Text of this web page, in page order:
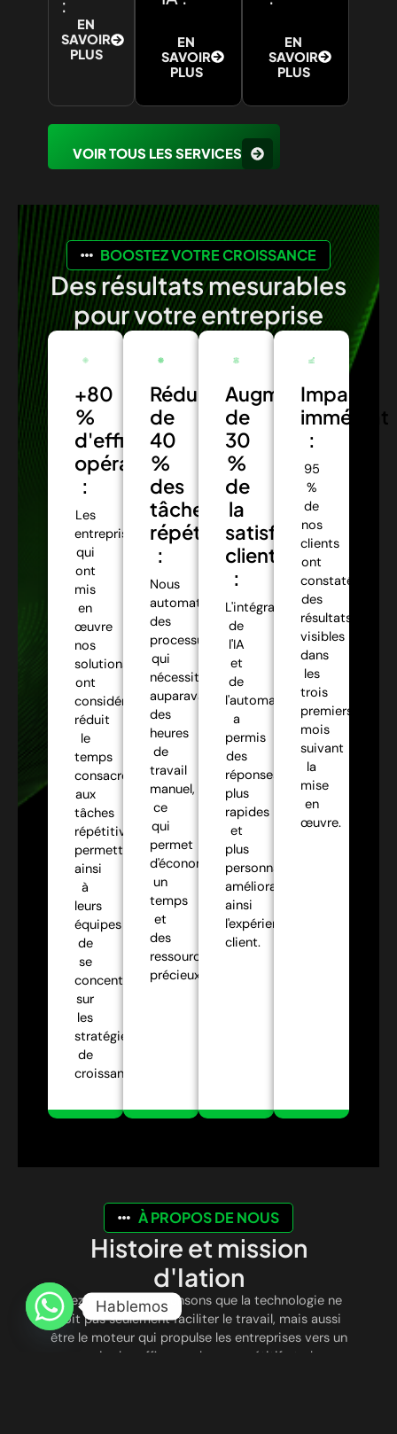
:
EN
SAVOIR
PLUS
EN
SAVOIR
PLUS
EN
SAVOIR
PLUS
VOIR TOUS LES SERVICES
BOOSTEZ VOTRE CROISSANCE
Des résultats mesurables
pour votre entreprise
+80
%
d'efficacité
opérationnelle
:
Les
entreprises
qui
ont
mis
en
œuvre
nos
solutions
ont
considérablement
réduit
le
temps
consacré
aux
tâches
répétitives,
permettant
ainsi
à
leurs
équipes
de
se
concentrer
sur
les
stratégies
de
croissance.
Réduction
de
40
%
des
tâches
répétitives
:
Nous
automatisons
des
processus
qui
nécessitaient
auparavant
des
heures
de
travail
manuel,
ce
qui
permet
d'économiser
un
temps
et
des
ressources
précieux.
Augmentation
de
30
%
de
la
satisfaction
client
:
L'intégration
de
l'IA
et
de
l'automatisation
a
permis
des
réponses
plus
rapides
et
plus
personnalisées,
améliorant
ainsi
l'expérience
client.
Impact
immédiat
:
95
%
de
nos
clients
ont
constaté
des
résultats
visibles
dans
les
trois
premiers
mois
suivant
la
mise
en
œuvre.
À PROPOS DE NOUS
Histoire et mission
d'Iation
Chez Iation, nous pensons que la technologie ne
doit pas seulement faciliter le travail, mais aussi
être le moteur qui propulse les entreprises vers un
avenir plus efficace, plus compétitif et plus
Hablemos